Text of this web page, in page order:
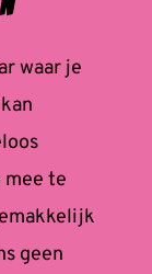
waar je
te
geen